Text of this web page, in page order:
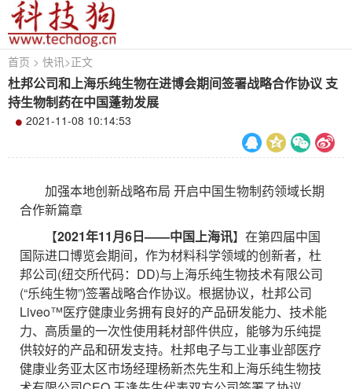
首页 > 快讯>正文
杜邦公司和上海乐纯生物在进博会期间签署战略合作协议 支
持生物制药在中国蓬勃发展
2021-11-08 10:14:53
加强本地创新战略布局 开启中国生物制药领域长期
合作新篇章
【2021年11月6日——中国上海讯】在第四届中国
国际进口博览会期间，作为材料科学领域的创新者，杜
邦公司(纽交所代码：DD)与上海乐纯生物技术有限公司
(“乐纯生物”)签署战略合作协议。根据协议，杜邦公司
Liveo™医疗健康业务拥有良好的产品研发能力、技术能
力、高质量的一次性使用耗材部件供应，能够为乐纯提
供较好的产品和研发支持。杜邦电子与工业事业部医疗
健康业务亚太区市场经理杨新杰先生和上海乐纯生物技